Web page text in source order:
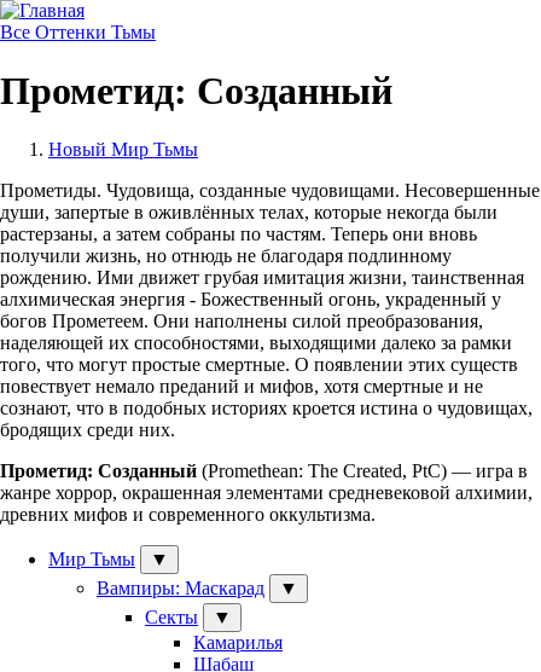
Skip
to
navigation
Все Оттенки Тьмы
Прометид: Созданный
Строка
навигации
Новый Мир Тьмы
Прометиды. Чудовища, созданные чудовищами. Несовершенные
души, запертые в оживлённых телах, которые некогда были
растерзаны, а затем собраны по частям. Теперь они вновь
получили жизнь, но отнюдь не благодаря подлинному
рождению. Ими движет грубая имитация жизни, таинственная
алхимическая энергия - Божественный огонь, украденный у
богов Прометеем. Они наполнены силой преобразования,
наделяющей их способностями, выходящими далеко за рамки
того, что могут простые смертные. О появлении этих существ
повествует немало преданий и мифов, хотя смертные и не
сознают, что в подобных историях кроется истина о чудовищах,
бродящих среди них.
Прометид: Созданный (Promethean: The Created, PtC) — игра в
жанре хоррор, окрашенная элементами средневековой алхимии,
древних мифов и современного оккультизма.
Главное
Мир Тьмы
▼
Вампиры: Маскарад
▼
Секты
▼
Камарилья
Шабаш